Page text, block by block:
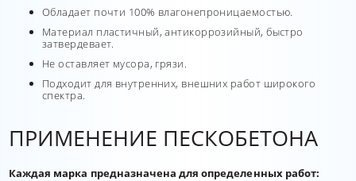
Обладает почти 100% влагонепроницаемостью.
Материал пластичный, антикоррозийный, быстро
затвердевает.
Не оставляет мусора, грязи.
Подходит для внутренних, внешних работ широкого
спектра.
ПРИМЕНЕНИЕ ПЕСКОБЕТОНА
Каждая марка предназначена для определенных работ: